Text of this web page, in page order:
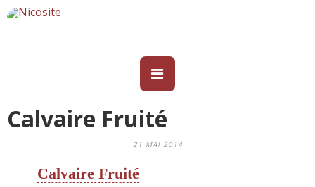
Calvaire Fruité
21 MAI 2014
Calvaire Fruité